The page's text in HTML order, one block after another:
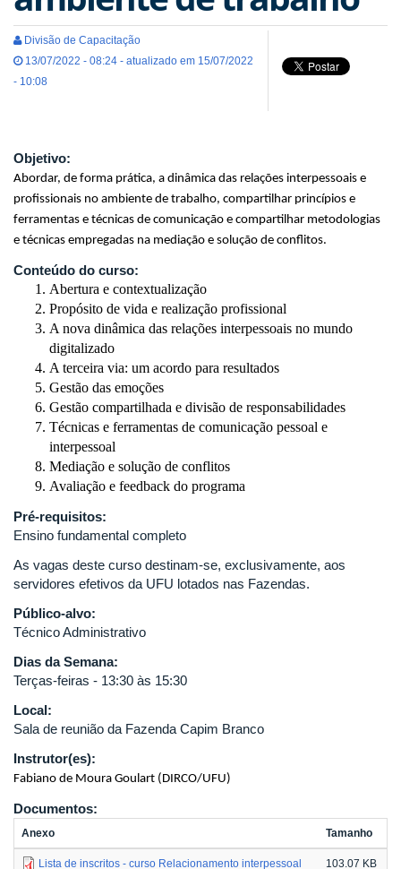
Divisão de Capacitação
13/07/2022 - 08:24 - atualizado em 15/07/2022
- 10:08
Objetivo:
Abordar, de forma prática, a dinâmica das relações interpessoais e
profissionais no ambiente de trabalho, compartilhar princípios e
ferramentas e técnicas de comunicação e compartilhar metodologias
e técnicas empregadas na mediação e solução de conflitos.
Conteúdo do curso:
Abertura e contextualização
Propósito de vida e realização profissional
A nova dinâmica das relações interpessoais no mundo
digitalizado
A terceira via: um acordo para resultados
Gestão das emoções
Gestão compartilhada e divisão de responsabilidades
Técnicas e ferramentas de comunicação pessoal e
interpessoal
Mediação e solução de conflitos
Avaliação e feedback do programa
Pré-requisitos:
Ensino fundamental completo
As vagas deste curso destinam-se, exclusivamente, aos
servidores efetivos da UFU lotados nas Fazendas.
Público-alvo:
Técnico Administrativo
Dias da Semana:
Terças-feiras - 13:30 às 15:30
Local:
Sala de reunião da Fazenda Capim Branco
Instrutor(es):
Fabiano de Moura Goulart (DIRCO/UFU)
Documentos:
Anexo Tamanho
Lista de inscritos - curso Relacionamento interpessoal 103.07 KB